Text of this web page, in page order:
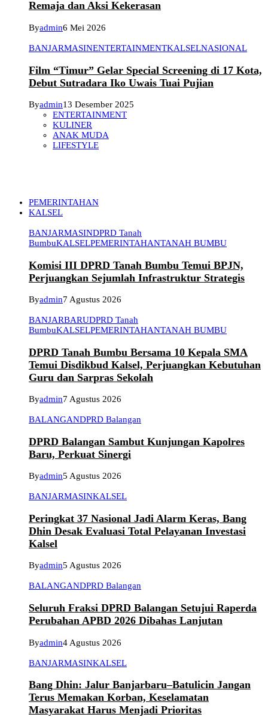
Remaja dan Aksi Kekerasan
Byadmin6 Mei 2026
BANJARMASINENTERTAINMENTKALSELNASIONAL
Film “Timur” Gelar Special Screening di 17 Kota,
Debut Sutradara Iko Uwais Tuai Pujian
Byadmin13 Desember 2025
ENTERTAINMENT
KULINER
ANAK MUDA
LIFESTYLE
PEMERINTAHAN
KALSEL
BANJARMASINDPRD Tanah
BumbuKALSELPEMERINTAHANTANAH BUMBU
Komisi III DPRD Tanah Bumbu Temui BPJN,
Perjuangkan Sejumlah Infrastruktur Strategis
Byadmin7 Agustus 2026
BANJARBARUDPRD Tanah
BumbuKALSELPEMERINTAHANTANAH BUMBU
DPRD Tanah Bumbu Bersama 10 Kepala SMA
Temui Disdikbud Kalsel, Perjuangkan Kebutuhan
Guru dan Sarpras Sekolah
Byadmin7 Agustus 2026
BALANGANDPRD Balangan
DPRD Balangan Sambut Kunjungan Kapolres
Baru, Perkuat Sinergi
Byadmin5 Agustus 2026
BANJARMASINKALSEL
Peringkat 37 Nasional Jadi Alarm Keras, Bang
Dhin Desak Evaluasi Total Pelayanan Investasi
Kalsel
Byadmin5 Agustus 2026
BALANGANDPRD Balangan
Seluruh Fraksi DPRD Balangan Setujui Raperda
Perubahan APBD 2026 Dibahas Lanjutan
Byadmin4 Agustus 2026
BANJARMASINKALSEL
Bang Dhin: Jalur Banjarbaru–Batulicin Jangan
Terus Memakan Korban, Keselamatan
Masyarakat Harus Menjadi Prioritas